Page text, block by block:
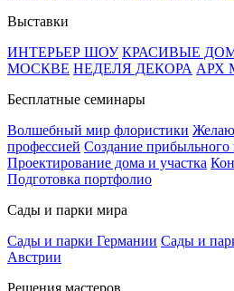
Выставки
ИНТЕРЬЕР ШОУ КРАСИВЫЕ
МОСКВЕ НЕДЕЛЯ ДЕКОРА АРХ
Бесплатные семинары
Волшебный мир флористики
профессией Создание прибыльного
Проектирование дома и участка
Подготовка портфолио
Сады и парки мира
Сады и парки Германии Сады и
Австрии